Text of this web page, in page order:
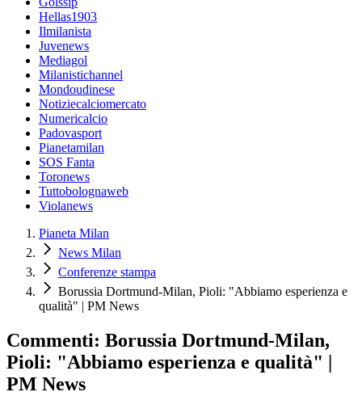
Hellas1903
Ilmilanista
Juvenews
Mediagol
Milanistichannel
Mondoudinese
Notiziecalciomercato
Numericalcio
Padovasport
Pianetamilan
SOS Fanta
Toronews
Tuttobolognaweb
Violanews
Pianeta Milan
News Milan
Conferenze stampa
Borussia Dortmund-Milan, Pioli: "Abbiamo esperienza e
qualità" | PM News
Commenti: Borussia Dortmund-Milan,
Pioli: "Abbiamo esperienza e qualità" |
PM News